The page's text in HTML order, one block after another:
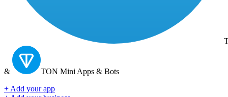
& TON Mini Apps & Bots
+ Add your app